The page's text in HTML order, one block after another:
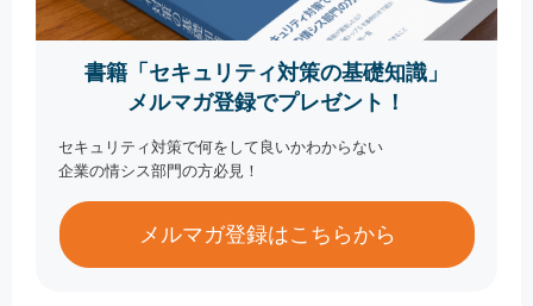
書籍「セキュリティ対策の基礎知識」
メルマガ登録でプレゼント！
セキュリティ対策で何をして良いかわからない
企業の情シス部門の方必見！
メルマガ登録はこちらから